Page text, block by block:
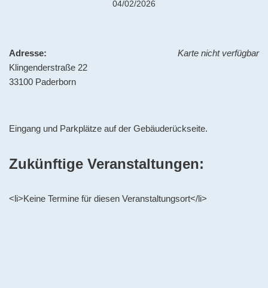
04/02/2026
Karte nicht verfügbar
Adresse:
Klingenderstraße 22
33100 Paderborn
Eingang und Parkplätze auf der Gebäuderückseite.
Zukünftige Veranstaltungen:
<li>Keine Termine für diesen Veranstaltungsort</li>